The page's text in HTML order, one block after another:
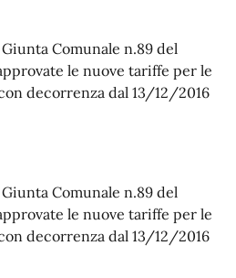
Comunale n.89 del
le nuove tariffe per le
decorrenza dal 13/12/2016
Comunale n.89 del
le nuove tariffe per le
decorrenza dal 13/12/2016